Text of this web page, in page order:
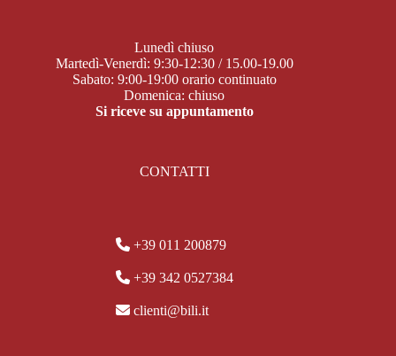
Lunedì chiuso
Martedì-Venerdì: 9:30-12:30 / 15.00-19.00
Sabato: 9:00-19:00 orario continuato
Domenica: chiuso
Si riceve su appuntamento
CONTATTI
+39 011 200879
+39 342 0527384
clienti@bili.it